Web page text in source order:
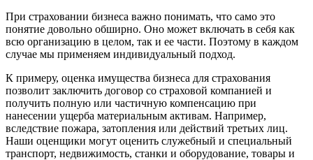
При страховании бизнеса важно понимать, что само это
понятие довольно обширно. Оно может включать в себя как
всю организацию в целом, так и ее части. Поэтому в каждом
случае мы применяем индивидуальный подход.
К примеру, оценка имущества бизнеса для страхования
позволит заключить договор со страховой компанией и
получить полную или частичную компенсацию при
нанесении ущерба материальным активам. Например,
вследствие пожара, затопления или действий третьих лиц.
Наши оценщики могут оценить служебный и специальный
транспорт, недвижимость, станки и оборудование, товары и
Губаха
Губкин
Губкинский
Гулькевичи
Гусев
Гусь-Хрустальный
Дедовск
Дербент